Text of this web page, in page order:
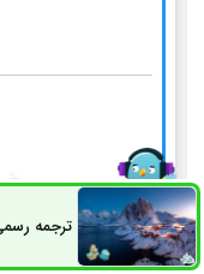
ترجمهراه های ارتباطی